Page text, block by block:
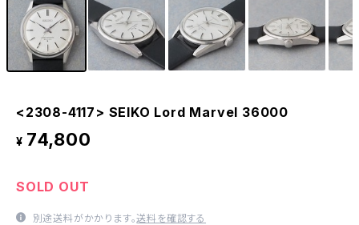
<2308-4117> SEIKO Lord Marvel 36000
¥ 74,800
SOLD OUT
別途送料がかかります。送料を確認する